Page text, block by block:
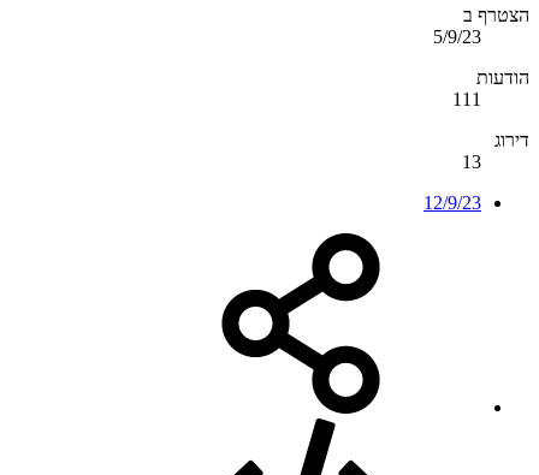
הצטרף ב
5/9/23
הודעות
111
דירוג
13
12/9/23